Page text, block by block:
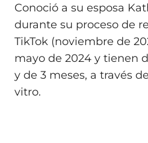
Conoció a su esposa
durante su proceso de
TikTok (noviembre de
mayo de 2024 y tienen
y de 3 meses, a través
vitro.